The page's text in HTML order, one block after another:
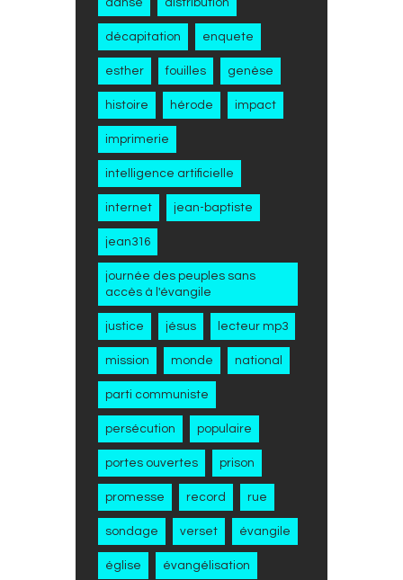
danse distribution
décapitation enquete
esther fouilles genèse
histoire hérode impact
imprimerie
intelligence artificielle
internet jean-baptiste
jean316
journée des peuples sans
accès à l'évangile
justice jésus lecteur mp3
mission monde national
parti communiste
persécution populaire
portes ouvertes prison
promesse record rue
sondage verset évangile
église évangélisation